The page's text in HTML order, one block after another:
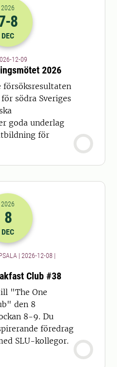
2026-07-12 23:00
2026
-8
DEC
12-09
2026
försöksresultaten
södra Sveriges
goda underlag
för
2026-08-12 07:00
2026
8
DEC
| 2026-12-08 |
Club #38
"The One
den 8
8-9. Du
föredrag
SLU-kollegor.